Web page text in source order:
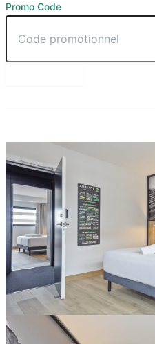
Promo Code